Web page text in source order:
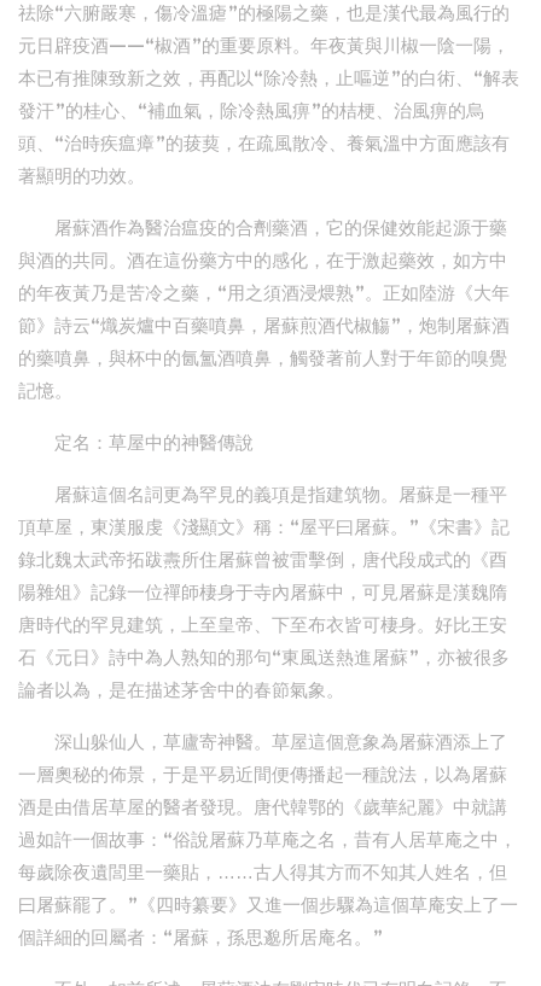
祛除“六腑嚴寒，傷冷溫瘧”的極陽之藥，也是漢代最為風行的
元日辟疫酒——“椒酒”的重要原料。年夜黃與川椒一陰一陽，
本已有推陳致新之效，再配以“除冷熱，止嘔逆”的白術、“解表
發汗”的桂心、“補血氣，除冷熱風痹”的桔梗、治風痹的烏
頭、“治時疾瘟瘴”的菝葜，在疏風散冷、養氣溫中方面應該有
著顯明的功效。
屠蘇酒作為醫治瘟疫的合劑藥酒，它的保健效能起源于藥
與酒的共同。酒在這份藥方中的感化，在于激起藥效，如方中
的年夜黃乃是苦冷之藥，“用之須酒浸煨熟”。正如陸游《大年
節》詩云“熾炭爐中百藥噴鼻，屠蘇煎酒代椒觴”，炮制屠蘇酒
的藥噴鼻，與杯中的氤氳酒噴鼻，觸發著前人對于年節的嗅覺
記憶。
定名：草屋中的神醫傳說
屠蘇這個名詞更為罕見的義項是指建筑物。屠蘇是一種平
頂草屋，東漢服虔《淺顯文》稱：“屋平曰屠蘇。”《宋書》記
錄北魏太武帝拓跋燾所住屠蘇曾被雷擊倒，唐代段成式的《酉
陽雜俎》記錄一位禪師棲身于寺內屠蘇中，可見屠蘇是漢魏隋
唐時代的罕見建筑，上至皇帝、下至布衣皆可棲身。好比王安
石《元日》詩中為人熟知的那句“東風送熱進屠蘇”，亦被很多
論者以為，是在描述茅舍中的春節氣象。
深山躲仙人，草廬寄神醫。草屋這個意象為屠蘇酒添上了
一層奧秘的佈景，于是平易近間便傳播起一種說法，以為屠蘇
酒是由借居草屋的醫者發現。唐代韓鄂的《歲華紀麗》中就講
過如許一個故事：“俗說屠蘇乃草庵之名，昔有人居草庵之中，
每歲除夜遺閭里一藥貼，……古人得其方而不知其人姓名，但
曰屠蘇罷了。”《四時纂要》又進一個步驟為這個草庵安上了一
個詳細的回屬者：“屠蘇，孫思邈所居庵名。”